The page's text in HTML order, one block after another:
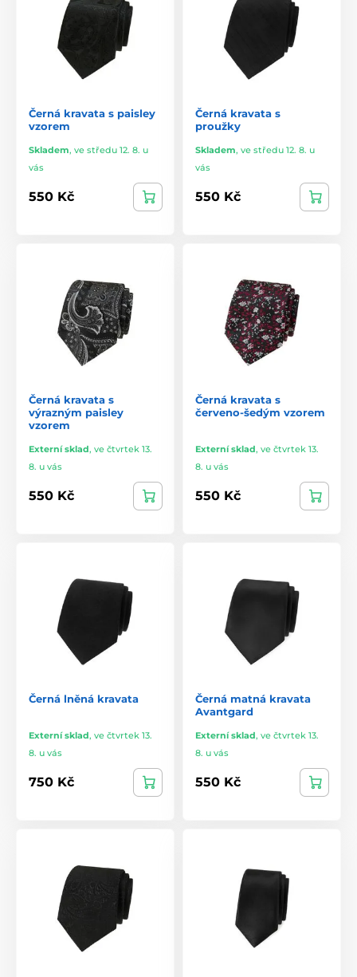
Černá kravata s paisley
vzorem
Skladem, ve středu 12. 8. u
vás
550 Kč
Černá kravata s
proužky
Skladem, ve středu 12. 8. u
vás
550 Kč
Černá kravata s
výrazným paisley
vzorem
Externí sklad, ve čtvrtek 13.
8. u vás
550 Kč
Černá kravata s
červeno-šedým vzorem
Externí sklad, ve čtvrtek 13.
8. u vás
550 Kč
Černá lněná kravata
Externí sklad, ve čtvrtek 13.
8. u vás
750 Kč
Černá matná kravata
Avantgard
Externí sklad, ve čtvrtek 13.
8. u vás
550 Kč